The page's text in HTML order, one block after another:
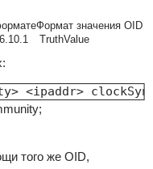
Формат значения OID
TruthValue
<ipaddr>
того же OID,